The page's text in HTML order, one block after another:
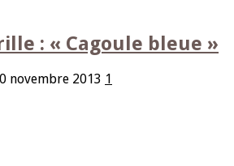
: « Cagoule bleue »
novembre 2013 1